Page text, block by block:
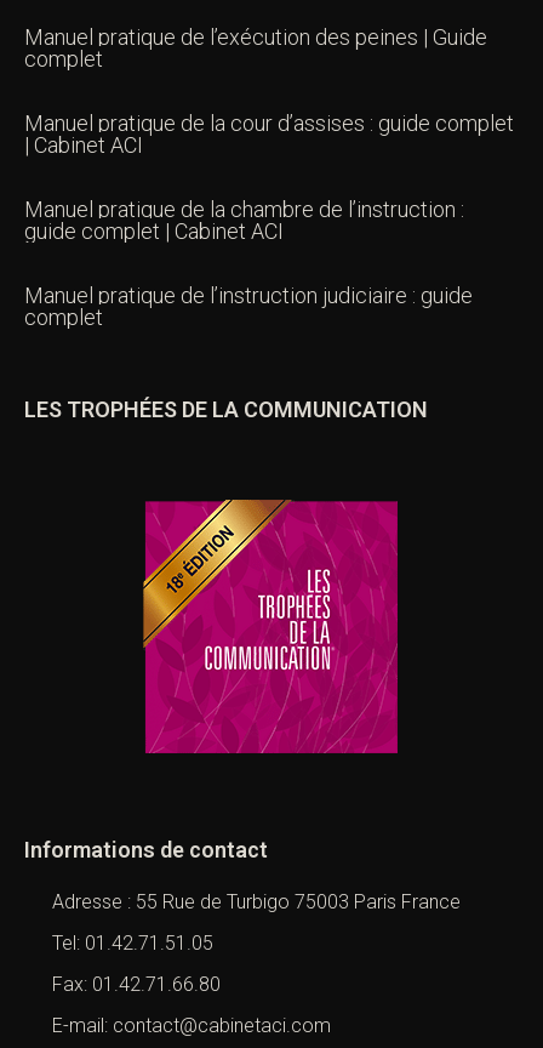
Manuel pratique de l’exécution des peines | Guide
complet
Manuel pratique de la cour d’assises : guide complet
| Cabinet ACI
Manuel pratique de la chambre de l’instruction :
guide complet | Cabinet ACI
Manuel pratique de l’instruction judiciaire : guide
complet
LES TROPHÉES DE LA COMMUNICATION
Informations de contact
Adresse : 55 Rue de Turbigo 75003 Paris France
Tel: 01.42.71.51.05
Fax: 01.42.71.66.80
E-mail: contact@cabinetaci.com